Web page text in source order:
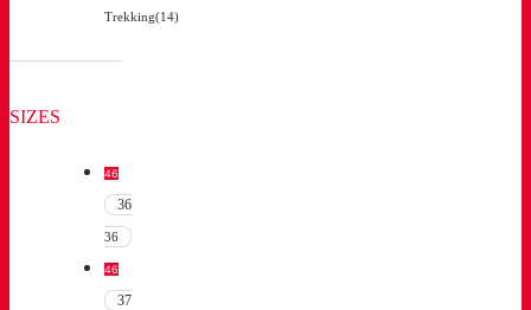
Trekking(14)
SIZES
46
36
36
46
37